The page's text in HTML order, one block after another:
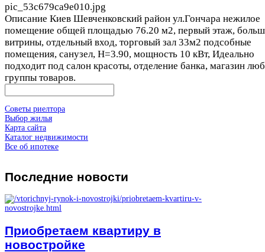
pic_53c679ca9e010.jpg
Описание Киев Шевченковский район ул.Гончара нежилое
помещение общей площадью 76.20 м2, первый этаж,
витрины, отдельный вход, торговый зал 33м2 подсобные
помещения, санузел, Н=3.90, мощность 10 кВт, Идеально
подходит под салон красоты, отделение банка, магазин
группы товаров.
Советы риелтора
Выбор жилья
Карта сайта
Каталог недвижимости
Все об ипотеке
Последние новости
Приобретаем квартиру в
новостройке